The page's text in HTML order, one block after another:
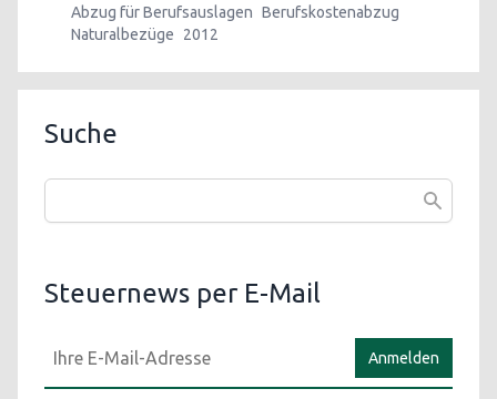
Abzug für Berufsauslagen Berufskostenabzug
Naturalbezüge
2012
Suche
Steuernews per E-Mail
Anmelden